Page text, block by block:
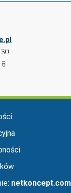
netkoncept.com